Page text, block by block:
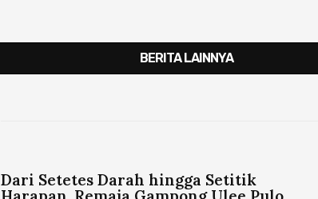
BERITA LAINNYA
Dari Setetes Darah hingga Setitik